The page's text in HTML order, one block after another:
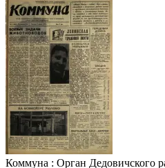
Коммуна : Орган Дедовичского